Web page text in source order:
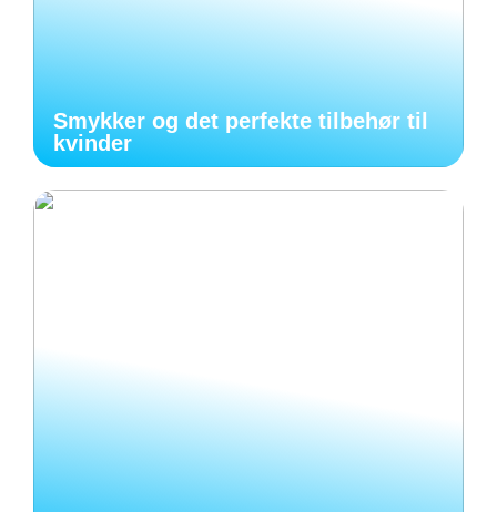
Smykker og det perfekte tilbehør til
kvinder